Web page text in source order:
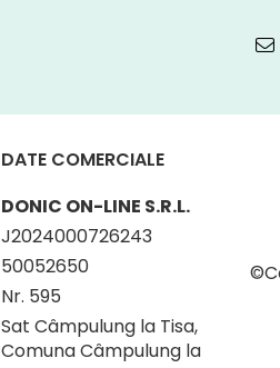
DATE COMERCIALE
DONIC ON-LINE S.R.L.
J2024000726243
50052650
Nr. 595
Sat Câmpulung la Tisa,
Comuna Câmpulung la